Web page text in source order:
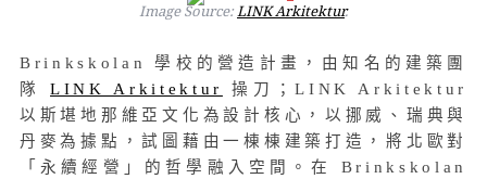
Image Source:LINK Arkitektur.
Brinkskolan 學校的營造計畫，由知名的建築團
隊LINK Arkitektur
操刀；LINK Arkitektur
以斯堪地那維亞文化為設計核心，以挪威、瑞典與
丹麥為據點，試圖藉由一棟棟建築打造，將北歐對
「永續經營」的哲學融入空間。在 Brinkskolan